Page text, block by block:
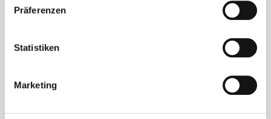
Präferenzen
Statistiken
Marketing
Kontakt
Tel.: +49 (0) 521 / 911 730 33